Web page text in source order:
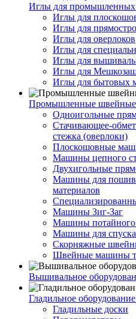
Иглы для
Иглы для
Иглы для
Иглы для оверлоков
Иглы для
Иглы для
Иглы для
Иглы для бытовых
Промышленные
Одноигольные
Стачивающее-
стежка (оверлоки)
Плоскошовные
Машины цепного
Двухигольные
Машины для
материалов
Машины Зиг-Заг
Машины потайного
Машины для
Скорняжные
Швейные машины
Вышивальное
Гладильное
Гладильные доски